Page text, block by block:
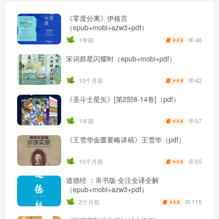
《零度分离》伊格言
（epub+mobi+azw3+pdf）
1年前 ￥4.9 46
宋词群星闪耀时（epub+mobi+pdf）
10个月前 ￥4.9 42
《圣斗士星矢》[第2部8-14卷]（pdf）
1年前 ￥4.9 57
《王雪华金匮要略讲稿》王雪华（pdf）
10个月前 ￥4.9 65
道德经 ：帛书版·全注全译全解
（epub+mobi+azw3+pdf）
2个月前 ￥4.9 115